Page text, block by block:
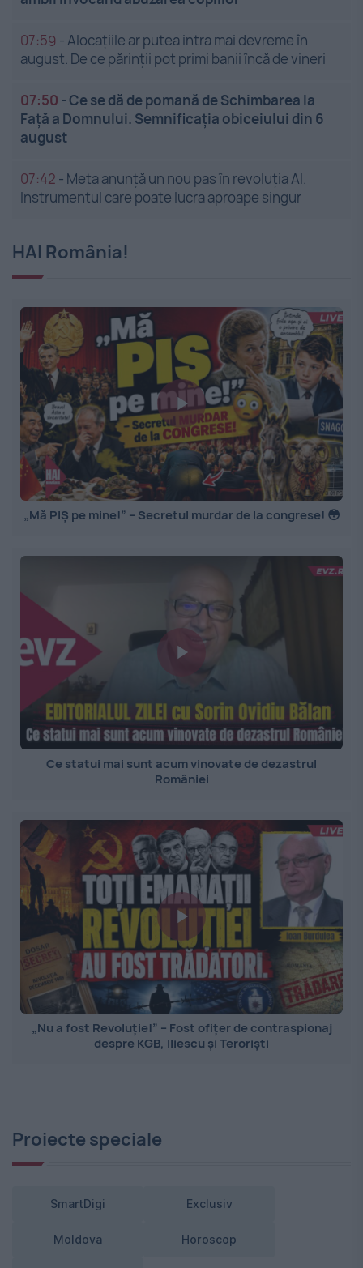
07:59 -Alocațiile ar putea intra mai devreme în
august. De ce părinții pot primi banii încă de vineri
07:50 -Ce se dă de pomană de Schimbarea la
Față a Domnului. Semnificația obiceiului din 6
august
07:42 - Meta anunță un nou pas în revoluția AI.
Instrumentul care poate lucra aproape singur
HAI România!
„Mă PIȘ pe mine!” – Secretul murdar de la congrese! 😳
Ce statui mai sunt acum vinovate de dezastrul
României
„Nu a fost Revoluție!” – Fost ofițer de contraspionaj
despre KGB, Iliescu și Teroriști
Proiecte speciale
SmartDigi Exclusiv
Moldova Horoscop